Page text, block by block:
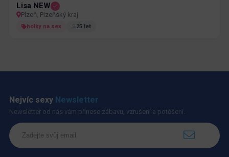
Lisa NEW
Plzeň, Plzeňský kraj
holky na sex 25 let
Nejvíc sexy Newsletter
Newsletter od nás vám přinese zábavu, vzrušení a potěšení.